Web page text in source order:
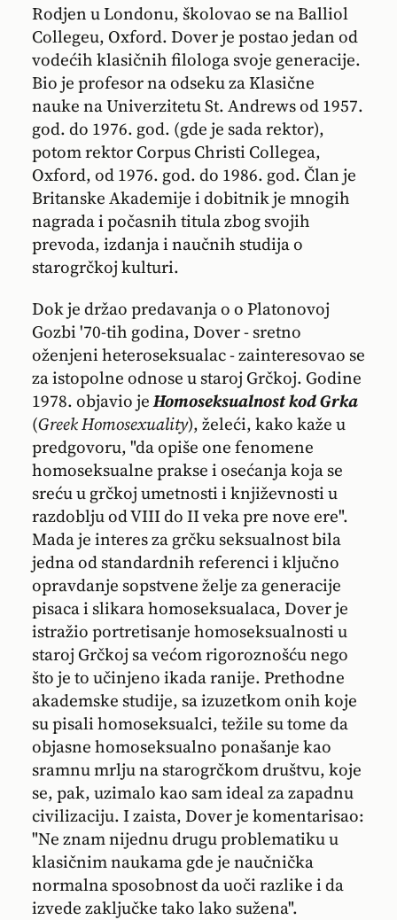
Rodjen u Londonu, školovao se na Balliol
Collegeu, Oxford. Dover je postao jedan od
vodećih klasičnih filologa svoje generacije.
Bio je profesor na odseku za Klasične
nauke na Univerzitetu St. Andrews od 1957.
god. do 1976. god. (gde je sada rektor),
potom rektor Corpus Christi Collegea,
Oxford, od 1976. god. do 1986. god. Član je
Britanske Akademije i dobitnik je mnogih
nagrada i počasnih titula zbog svojih
prevoda, izdanja i naučnih studija o
starogrčkoj kulturi.
Dok je držao predavanja o o Platonovoj
Gozbi '70-tih godina, Dover - sretno
oženjeni heteroseksualac - zainteresovao se
za istopolne odnose u staroj Grčkoj. Godine
1978. objavio jeHomoseksualnost kod Grka
(Greek Homosexuality), želeći, kako kaže u
predgovoru, "da opiše one fenomene
homoseksualne prakse i osećanja koja se
sreću u grčkoj umetnosti i književnosti u
razdoblju od VIII do II veka pre nove ere".
Mada je interes za grčku seksualnost bila
jedna od standardnih referenci i ključno
opravdanje sopstvene želje za generacije
pisaca i slikara homoseksualaca, Dover je
istražio portretisanje homoseksualnosti u
staroj Grčkoj sa većom rigoroznošću nego
što je to učinjeno ikada ranije. Prethodne
akademske studije, sa izuzetkom onih koje
su pisali homoseksualci, težile su tome da
objasne homoseksualno ponašanje kao
sramnu mrlju na starogrčkom društvu, koje
se, pak, uzimalo kao sam ideal za zapadnu
civilizaciju. I zaista, Dover je komentarisao:
"Ne znam nijednu drugu problematiku u
klasičnim naukama gde je naučnička
normalna sposobnost da uoči razlike i da
izvede zaključke tako lako sužena".